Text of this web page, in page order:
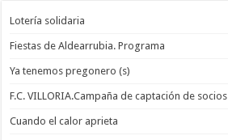
Lotería solidaria
Fiestas de Aldearrubia. Programa
Ya tenemos pregonero (s)
F.C. VILLORIA.Campaña de captación de socios
Cuando el calor aprieta